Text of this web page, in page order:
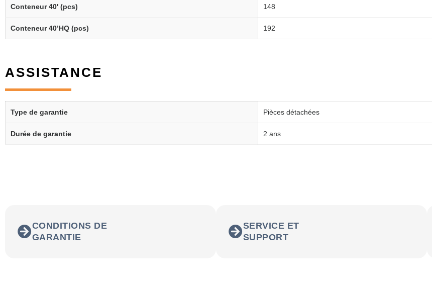
Conteneur 40′ (pcs) 148
Conteneur 40’HQ (pcs) 192
ASSISTANCE
Type de garantie Pièces détachées
Durée de garantie 2 ans
CONDITIONS DE
GARANTIE
SERVICE ET
SUPPORT